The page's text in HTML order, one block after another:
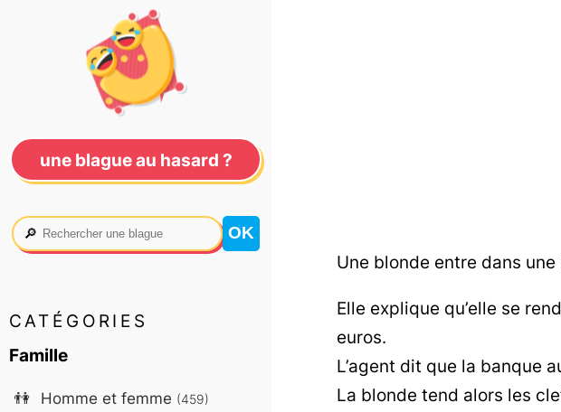
Une blonde entre dans
Elle explique qu’elle se
euros.
L’agent dit que la banque
La blonde tend alors les
une blague au hasard ?
🔎
CATÉGORIES
Famille
👫 Homme et femme (459)